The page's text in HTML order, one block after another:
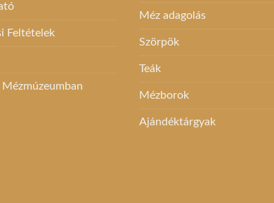
Feltételek
Méz adagolás
Szörpök
Teák
Mézborok
Ajándéktárgyak